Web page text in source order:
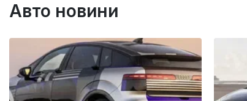
Авто новини